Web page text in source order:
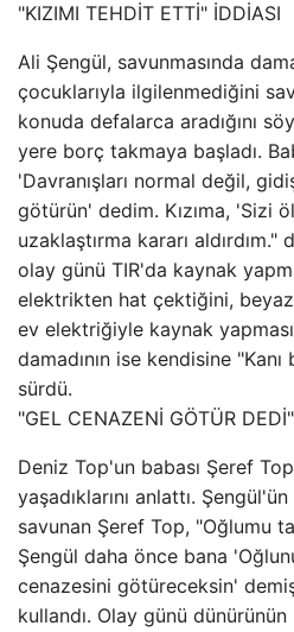
"KIZIMI TEHDİT ETTİ" İDDİASI
Ali Şengül, savunmasında
çocuklarıyla ilgilenmediğini
konuda defalarca aradığını
yere borç takmaya başladı.
'Davranışları normal değil,
götürün' dedim. Kızıma, 'Sizi
uzaklaştırma kararı aldırdım."
olay günü TIR'da kaynak
elektrikten hat çektiğini,
ev elektriğiyle kaynak
damadının ise kendisine
sürdü.
"GEL CENAZENİ GÖTÜR DEDİ"
Deniz Top'un babası Şeref
yaşadıklarını anlattı.
savunan Şeref Top, "Oğlumu
Şengül daha önce bana
cenazesini götüreceksin'
kullandı. Olay günü dünürünün